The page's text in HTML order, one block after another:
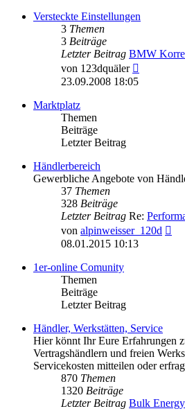
Versteckte Einstellungen
3 Themen
3 Beiträge
Letzter Beitrag BMW
von 123dquäler
23.09.2008 18:05
Marktplatz
Themen
Beiträge
Letzter Beitrag
Händlerbereich
Gewerbliche Angebote von
37 Themen
328 Beiträge
Letzter Beitrag Re:
von alpinweisser_120d
08.01.2015 10:13
1er-online Comunity
Themen
Beiträge
Letzter Beitrag
Händler, Werkstätten, Service
Hier könnt Ihr Eure Erfahrungen
Vertragshändlern und freien
Servicekosten mitteilen oder
870 Themen
1320 Beiträge
Letzter Beitrag Bulk